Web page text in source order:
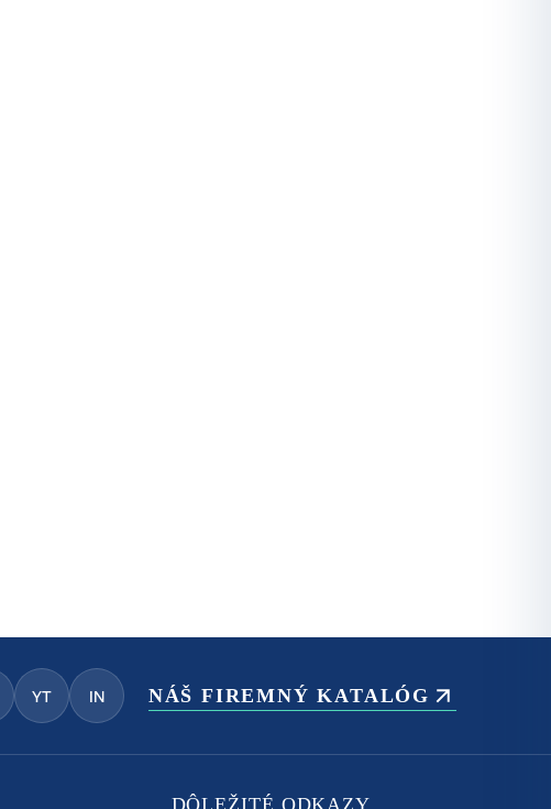
YT IN NÁŠ FIREMNÝ KATALÓG
DÔLEŽITÉ ODKAZY